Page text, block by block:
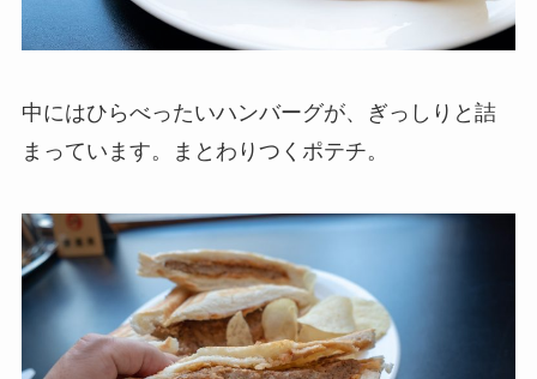
中にはひらべったいハンバーグが、ぎっしりと詰
まっています。まとわりつくポテチ。